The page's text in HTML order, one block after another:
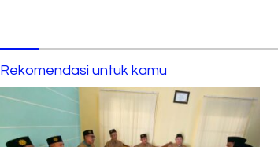
Rekomendasi untuk kamu